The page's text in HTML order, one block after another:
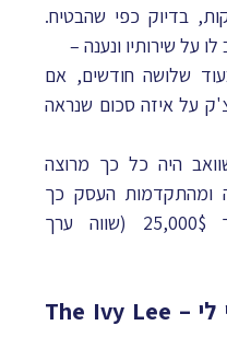
את שיטתו תוך 15 דקות, בדיוק כפי שהבטיח.
על שירותיו ונענה –
שלושה חודשים, אם
על איזה סכום שנראה
היה כל כך מרוצה
ומהתקדמות העסק כך
שכתב לאייבי לי צ'ק בסך 25,000$ (שווה ערך
אז מה השיטה של אייבי לי – The Ivy Lee